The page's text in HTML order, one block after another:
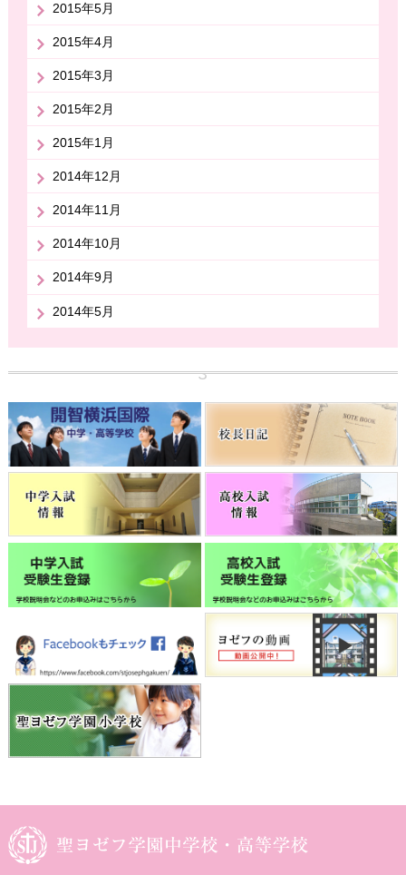
2015年5月
2015年4月
2015年3月
2015年2月
2015年1月
2014年12月
2014年11月
2014年10月
2014年9月
2014年5月